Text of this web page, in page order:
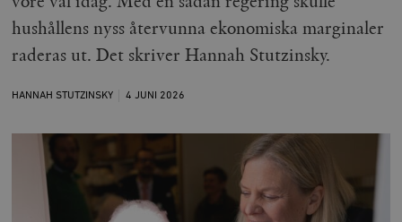
hushållens nyss återvunna ekonomiska marginaler
raderas ut. Det skriver Hannah Stutzinsky.
HANNAH STUTZINSKY 4 JUNI 2026